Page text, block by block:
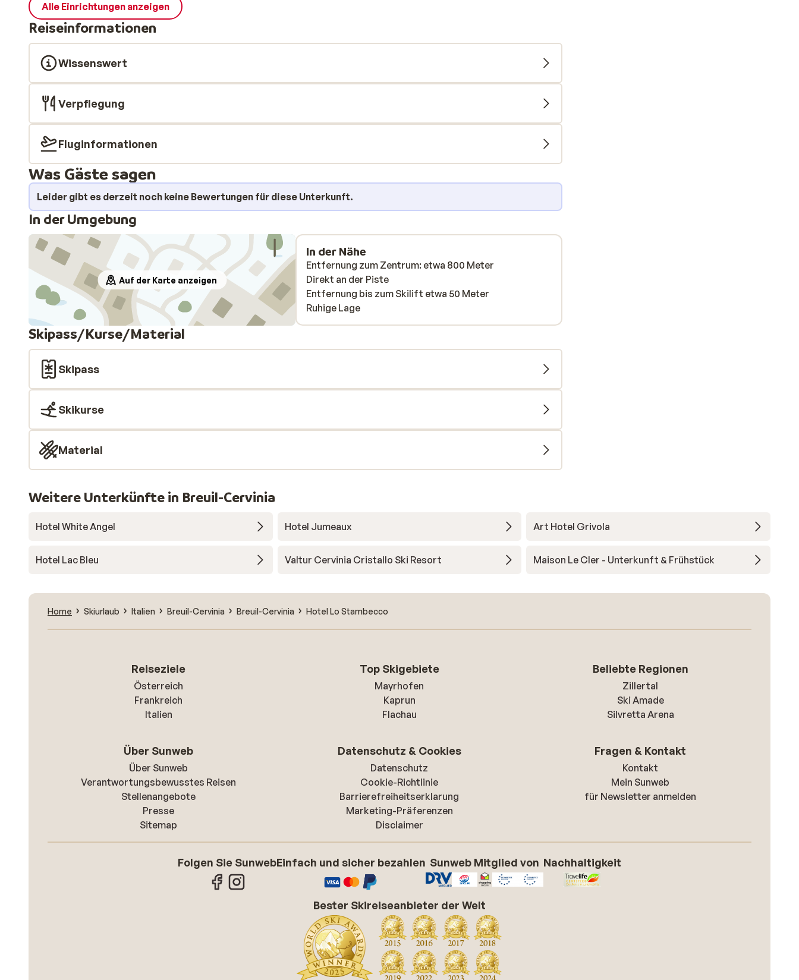
Alle Einrichtungen anzeigen
Reiseinformationen
Wissenswert
Verpflegung
Fluginformationen
Was Gäste sagen
Leider gibt es derzeit noch keine Bewertungen für diese Unterkunft.
In der Umgebung
Auf der Karte anzeigen
In der Nähe
Entfernung zum Zentrum: etwa 800 Meter
Direkt an der Piste
Entfernung bis zum Skilift etwa 50 Meter
Ruhige Lage
Skipass/Kurse/Material
Skipass
Skikurse
Material
Weitere Unterkünfte in Breuil-Cervinia
Hotel White Angel Hotel Jumeaux Art Hotel Grivola
Hotel Lac Bleu Valtur Cervinia Cristallo Ski Resort Maison Le Cler - Unterkunft & Frühstück
Home Skiurlaub Italien Breuil-Cervinia Breuil-Cervinia Hotel Lo Stambecco
Reiseziele
Österreich
Frankreich
Italien
Top Skigebiete
Mayrhofen
Kaprun
Flachau
Beliebte Regionen
Zillertal
Ski Amade
Silvretta Arena
Über Sunweb
Über Sunweb
Verantwortungsbewusstes Reisen
Stellenangebote
Presse
Sitemap
Datenschutz & Cookies
Datenschutz
Cookie-Richtlinie
Barrierefreiheitserklarung
Marketing-Präferenzen
Disclaimer
Fragen & Kontakt
Kontakt
Mein Sunweb
für Newsletter anmelden
Folgen Sie SunwebEinfach und sicher bezahlen Sunweb Mitglied von Nachhaltigkeit
Bester Skireiseanbieter der Welt